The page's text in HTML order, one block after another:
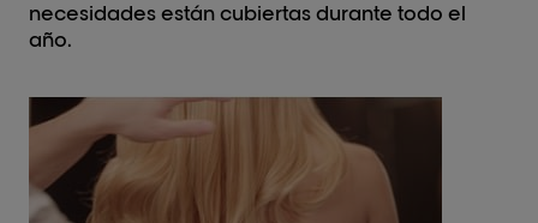
necesidades están cubiertas durante todo el
año.